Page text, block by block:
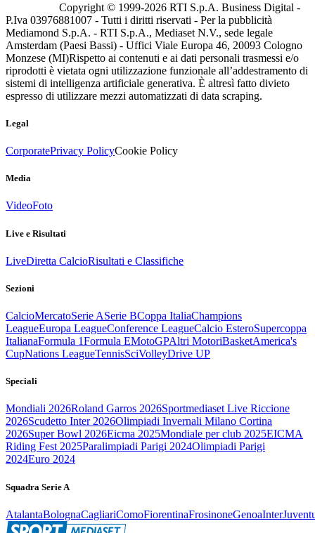
Copyright © 1999-2026 RTI S.p.A. Business Digital -
P.Iva 03976881007 - Tutti i diritti riservati - Per la pubblicità
Mediamond S.p.A. - RTI S.p.A., Mediaset N.V., sede legale
Amsterdam (Paesi Bassi) - Uffici Viale Europa 46, 20093 Cologno
Monzese (MI)Rispetto ai contenuti e ai dati personali trasmessi e/o
riprodotti è vietata ogni utilizzazione funzionale all’addestramento di
sistemi di intelligenza artificiale generativa. È altresì fatto divieto
espresso di utilizzare mezzi automatizzati di data scraping.
Legal
CorporatePrivacy PolicyCookie Policy
Media
VideoFoto
Live e Risultati
LiveDiretta CalcioRisultati e Classifiche
Sezioni
CalcioMercatoSerie ASerie BCoppa ItaliaChampions
LeagueEuropa LeagueConference LeagueCalcio EsteroSupercoppa
ItalianaFormula 1Formula EMotoGPAltri MotoriBasketAmerica's
CupNations LeagueTennisSciVolleyDrive UP
Speciali
Mondiali 2026Roland Garros 2026Sportmediaset Live Riccione
2026Scudetto Inter 2026Olimpiadi Invernali Milano Cortina
2026Super Bowl 2026Eicma 2025Mondiale per club 2025EICMA
Riding Fest 2025Paralimpiadi Parigi 2024Olimpiadi Parigi
2024Euro 2024
Squadra Serie A
AtalantaBolognaCagliariComoFiorentinaFrosinoneGenoaInter